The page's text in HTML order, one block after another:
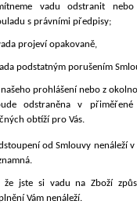
vadu odstranit
s právními předpisy;
projeví opakovaně,
podstatným porušením
našeho prohlášení nebo z
odstraněna v
obtíží pro Vás.
od Smlouvy nenáleží
že jste si vadu na Zboží
Vám nenáleží.